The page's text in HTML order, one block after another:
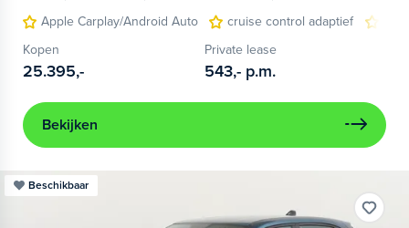
Apple Carplay/Android Auto
cruise control adaptief
Kopen
25.395,-
Private lease
543,- p.m.
Bekijken
Beschikbaar